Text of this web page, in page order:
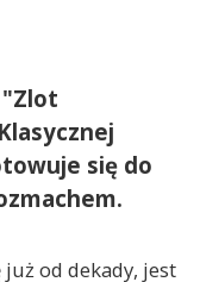
"Zlot
się do
od dekady, jest